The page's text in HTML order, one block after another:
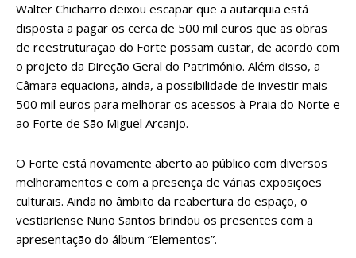
Walter Chicharro deixou escapar que a autarquia está
disposta a pagar os cerca de 500 mil euros que as obras
de reestruturação do Forte possam custar, de acordo com
o projeto da Direção Geral do Património. Além disso, a
Câmara equaciona, ainda, a possibilidade de investir mais
500 mil euros para melhorar os acessos à Praia do Norte e
ao Forte de São Miguel Arcanjo.
O Forte está novamente aberto ao público com diversos
melhoramentos e com a presença de várias exposições
culturais. Ainda no âmbito da reabertura do espaço, o
vestiariense Nuno Santos brindou os presentes com a
apresentação do álbum “Elementos”.